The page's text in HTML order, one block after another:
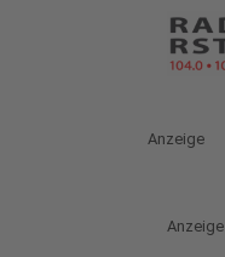
Anzeige
Anzeige